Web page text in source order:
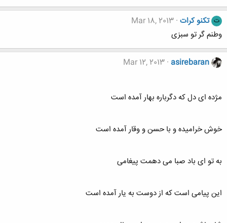
ت تکنو کرات Mar 18, 2013
وطنم گر تو سبزی
asirebaran
Mar 12, 2013
مژده ای دل که دگرباره بهار آمده است
خوش خرامیده و با حسن و وقار آمده است
به تو ای باد صبا می دهمت پیغامی
این پیامی است که از دوست به یار آمده است